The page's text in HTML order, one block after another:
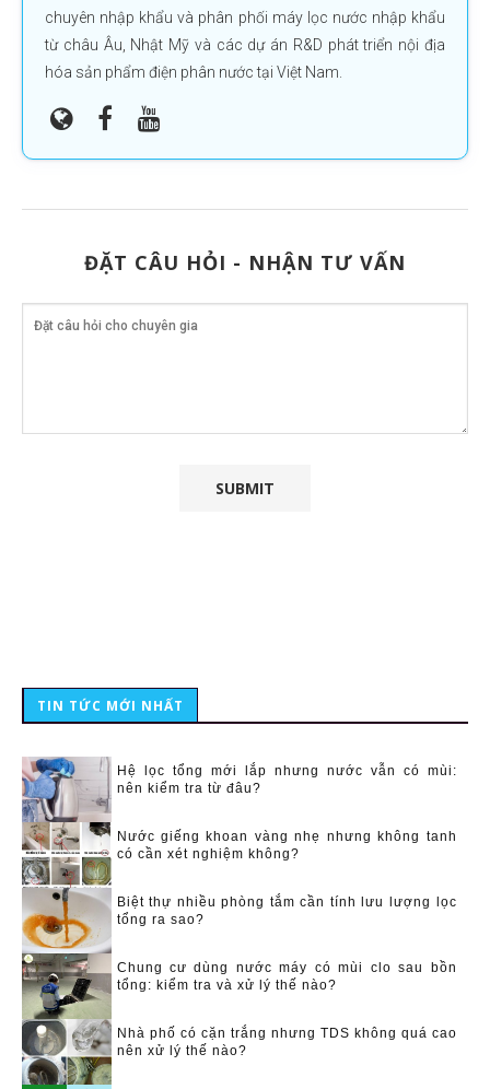
chuyên nhập khẩu và phân phối máy lọc nước nhập khẩu
từ châu Âu, Nhật Mỹ và các dự án R&D phát triển nội địa
hóa sản phẩm điện phân nước tại Việt Nam.
ĐẶT CÂU HỎI - NHẬN TƯ VẤN
TIN TỨC MỚI NHẤT
Hệ lọc tổng mới lắp nhưng nước vẫn có mùi:
nên kiểm tra từ đâu?
Nước giếng khoan vàng nhẹ nhưng không tanh
có cần xét nghiệm không?
Biệt thự nhiều phòng tắm cần tính lưu lượng lọc
tổng ra sao?
Chung cư dùng nước máy có mùi clo sau bồn
tổng: kiểm tra và xử lý thế nào?
Nhà phố có cặn trắng nhưng TDS không quá cao
nên xử lý thế nào?